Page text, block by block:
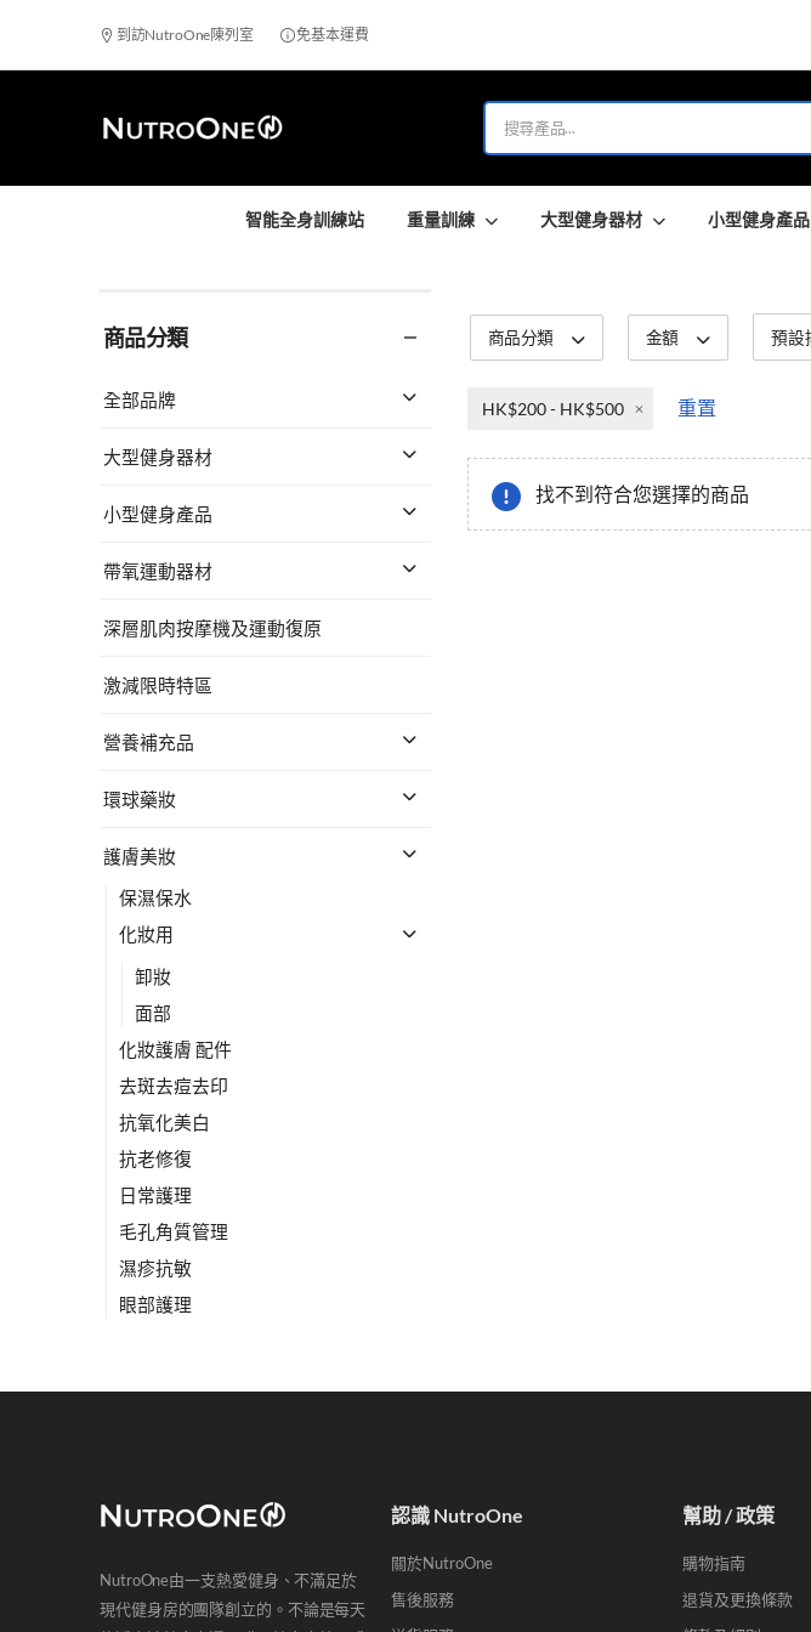
到訪NutroOne陳列室 免基本運費
智能全身訓練站 重量訓練 大型健身器材 小型健身產品
商品分類
全部品牌
大型健身器材
小型健身產品
帶氧運動器材
深層肌肉按摩機及運動復原
激減限時特區
營養補充品
環球藥妝
護膚美妝
保濕保水
化妝用
卸妝
面部
化妝護膚 配件
去斑去痘去印
抗氧化美白
抗老修復
日常護理
毛孔角質管理
濕疹抗敏
眼部護理
金額
商品分類 金額
HK$200 - HK$500 重置
找不到符合您選擇的商品
NutroOne由一支熱愛健身、不滿足於
現代健身房的團隊創立的。不論是每天
認識 NutroOne
關於NutroOne
售後服務
幫助 / 政策
購物指南
退貨及更換條款